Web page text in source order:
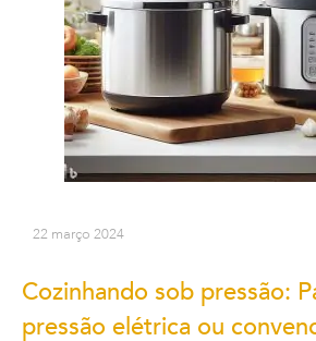
22 março 2024
Cozinhando sob pressão:
pressão elétrica ou